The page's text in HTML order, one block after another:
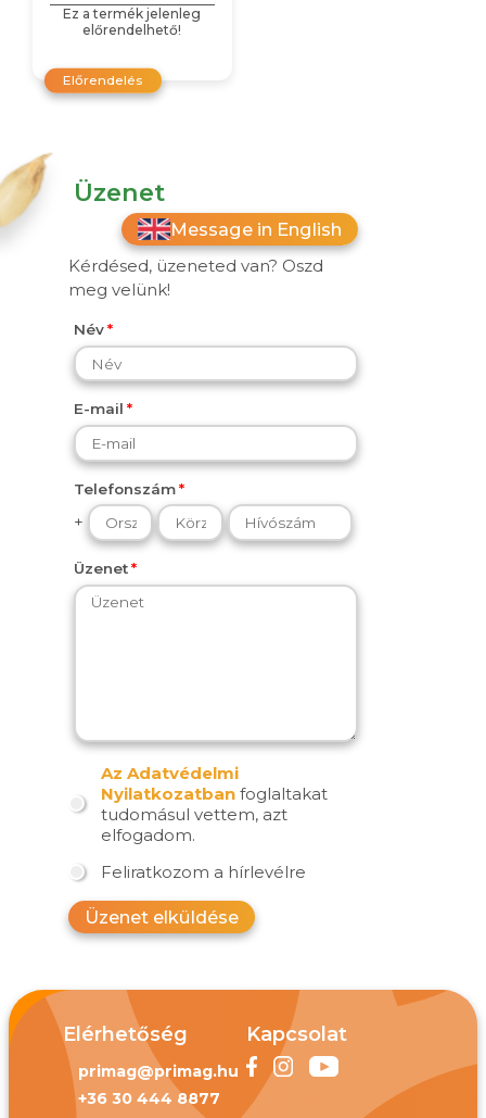
Ez a termék jelenleg
előrendelhető!
Előrendelés
Üzenet
Message in English
Kérdésed, üzeneted van? Oszd
meg velünk!
Név
E-mail
Telefonszám
+
Üzenet
Az Adatvédelmi
Nyilatkozatban foglaltakat
tudomásul vettem, azt
elfogadom.
Feliratkozom a hírlevélre
Üzenet elküldése
Elérhetőség
primag@primag.hu
+36 30 444 8877
Kapcsolat